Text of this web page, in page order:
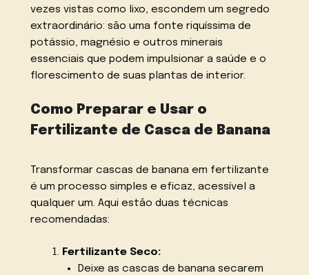
vezes vistas como lixo, escondem um segredo
extraordinário: são uma fonte riquíssima de
potássio, magnésio e outros minerais
essenciais que podem impulsionar a saúde e o
florescimento de suas plantas de interior.
Como Preparar e Usar o
Fertilizante de Casca de Banana
Transformar cascas de banana em fertilizante
é um processo simples e eficaz, acessível a
qualquer um. Aqui estão duas técnicas
recomendadas:
Fertilizante Seco:
Deixe as cascas de banana secarem